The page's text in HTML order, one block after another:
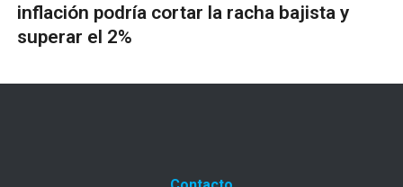
inflación podría cortar la racha bajista y
superar el 2%